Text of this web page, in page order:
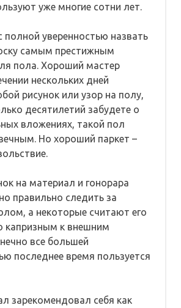
уже многие сотни лет.
уверенностью назвать
самым престижным
пола. Хороший мастер
нескольких дней
рисунок или узор на полу,
десятилетий забудете о
вложениях, такой пол
Но хороший паркет –
на материал и гонорара
правильно следить за
а некоторые считают его
капризным к внешним
все большей
последнее время пользуется
зарекомендовал себя как